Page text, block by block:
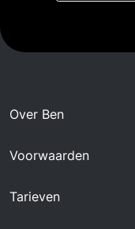
Over Ben
Voorwaarden
Tarieven